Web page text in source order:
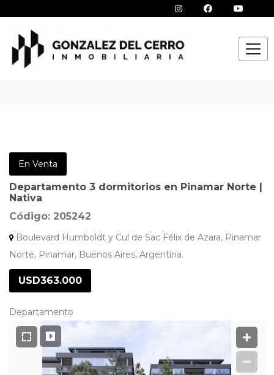
En Venta
Departamento 3 dormitorios en Pinamar Norte |
Nativa
Código: 205242
Boulevard Humboldt y Cul de Sac Félix de Azara, Pinamar
Norte, Pinamar, Buenos Aires, Argentina.
USD363.000
Departamento